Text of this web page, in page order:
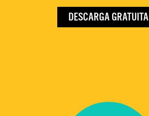
DESCARGA GRATUITA